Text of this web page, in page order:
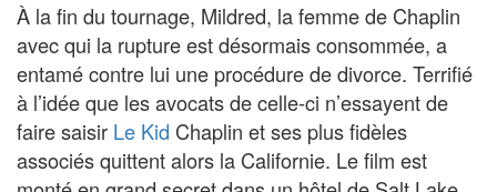
À la fin du tournage, Mildred, la femme de Chaplin
avec qui la rupture est désormais consommée, a
entamé contre lui une procédure de divorce. Terrifié
à l’idée que les avocats de celle-ci n’essayent de
faire saisir Le Kid Chaplin et ses plus fidèles
associés quittent alors la Californie. Le film est